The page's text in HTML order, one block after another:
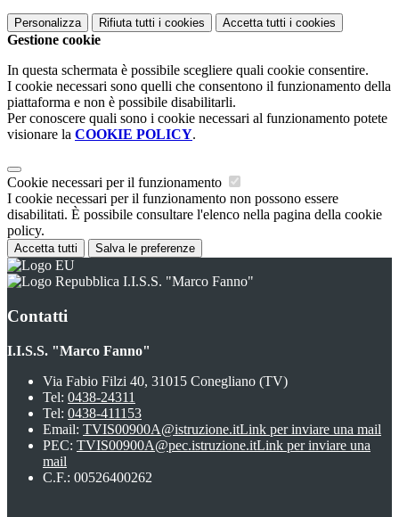
Personalizza Rifiuta tutti i cookies Accetta tutti i cookies
Gestione cookie
In questa schermata è possibile scegliere quali cookie consentire.
I cookie necessari sono quelli che consentono il funzionamento della
piattaforma e non è possibile disabilitarli.
Per conoscere quali sono i cookie necessari al funzionamento potete
visionare la COOKIE POLICY.
Cookie necessari per il funzionamento
I cookie necessari per il funzionamento non possono essere
disabilitati. È possibile consultare l'elenco nella pagina della cookie
policy.
Accetta tutti Salva le preferenze
I.I.S.S. "Marco Fanno"
Contatti
I.I.S.S. "Marco Fanno"
Via Fabio Filzi 40, 31015 Conegliano (TV)
Tel: 0438-24311
Tel: 0438-411153
Email: TVIS00900A@istruzione.itLink per inviare una mail
PEC: TVIS00900A@pec.istruzione.itLink per inviare una
mail
C.F.: 00526400262